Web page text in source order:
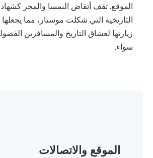
الموقع. تقف أنقاض النمسا والمجر
التاريخية التي شكلت موستار، مما
زيارتها لعشاق التاريخ والمسافرين
سواء.
الموقع والاتصالات